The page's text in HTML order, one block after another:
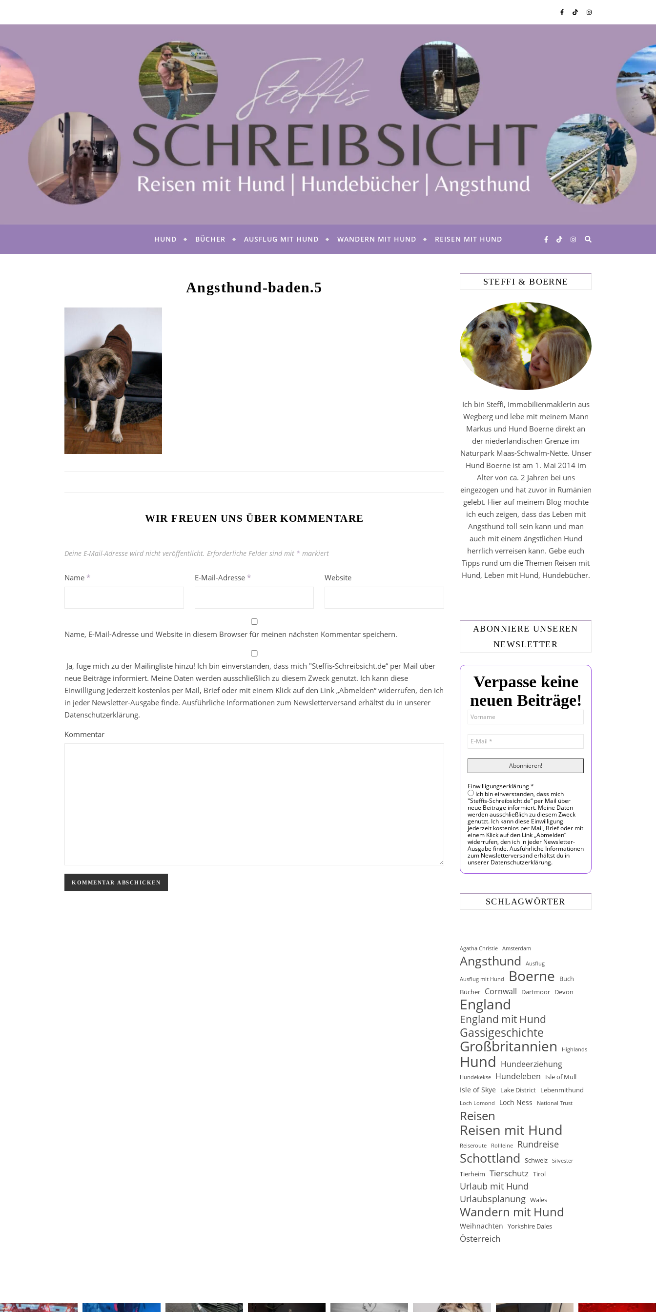
HUND BÜCHER AUSFLUG MIT HUND WANDERN MIT HUND REISEN MIT HUND
Angsthund-baden.5
WIR FREUEN UNS ÜBER KOMMENTARE
Deine E-Mail-Adresse wird nicht veröffentlicht. Erforderliche Felder sind mit * markiert
Name * E-Mail-Adresse * Website
Name, E-Mail-Adresse und Website in diesem Browser für meinen nächsten Kommentar speichern.
Ja, füge mich zu der Mailingliste hinzu! Ich bin einverstanden, dass mich "Steffis-Schreibsicht.de“ per Mail über
neue Beiträge informiert. Meine Daten werden ausschließlich zu diesem Zweck genutzt. Ich kann diese
Einwilligung jederzeit kostenlos per Mail, Brief oder mit einem Klick auf den Link „Abmelden“ widerrufen, den ich
in jeder Newsletter-Ausgabe finde. Ausführliche Informationen zum Newsletterversand erhältst du in unserer
Datenschutzerklärung.
Kommentar
STEFFI & BOERNE
Ich bin Steffi, Immobilienmaklerin aus
Wegberg und lebe mit meinem Mann
Markus und Hund Boerne direkt an
der niederländischen Grenze im
Naturpark Maas-Schwalm-Nette. Unser
Hund Boerne ist am 1. Mai 2014 im
Alter von ca. 2 Jahren bei uns
eingezogen und hat zuvor in Rumänien
gelebt. Hier auf meinem Blog möchte
ich euch zeigen, dass das Leben mit
Angsthund toll sein kann und man
auch mit einem ängstlichen Hund
herrlich verreisen kann. Gebe euch
Tipps rund um die Themen Reisen mit
Hund, Leben mit Hund, Hundebücher.
ABONNIERE UNSEREN
NEWSLETTER
Verpasse keine
neuen Beiträge!
Einwilligungserklärung*
Ich bin einverstanden, dass mich
"Steffis-Schreibsicht.de“ per Mail über
neue Beiträge informiert. Meine Daten
werden ausschließlich zu diesem Zweck
genutzt. Ich kann diese Einwilligung
jederzeit kostenlos per Mail, Brief oder mit
einem Klick auf den Link „Abmelden“
widerrufen, den ich in jeder Newsletter-
Ausgabe finde. Ausführliche Informationen
zum Newsletterversand erhältst du in
unserer Datenschutzerklärung.
SCHLAGWÖRTER
Agatha Christie Amsterdam
Angsthund Ausflug
Ausflug mit Hund Boerne
Buch
Bücher Cornwall Dartmoor Devon
England
England mit Hund
Gassigeschichte
Großbritannien Highlands
Hund Hundeerziehung
Hundekekse Hundeleben Isle of Mull
Isle of Skye Lake District Lebenmithund
Loch Lomond Loch Ness National Trust
Reisen
Reisen mit Hund
Reiseroute Rollleine Rundreise
Schottland Schweiz Silvester
Tierheim Tierschutz Tirol
Urlaub mit Hund
Urlaubsplanung Wales
Wandern mit Hund
Weihnachten Yorkshire Dales
Österreich